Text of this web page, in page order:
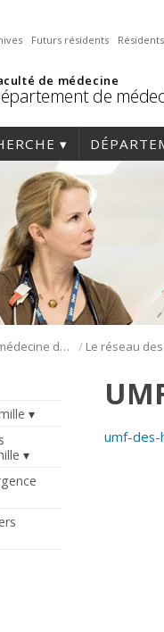
Futurs résidents
de médecine
de
Résidence en médecine de famille / Le réseau des
umf-des-